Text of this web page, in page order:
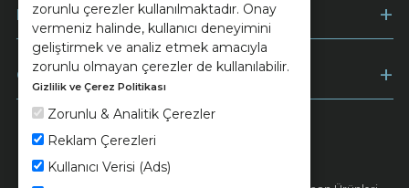
zorunlu çerezler kullanılmaktadır. Onay
vermeniz halinde, kullanıcı deneyimini
geliştirmek ve analiz etmek amacıyla
zorunlu olmayan çerezler de kullanılabilir.
Gizlilik ve Çerez Politikası
Zorunlu & Analitik Çerezler
Reklam Çerezleri
Kullanıcı Verisi (Ads)
Müşteri Hizmetleri
Ödeme